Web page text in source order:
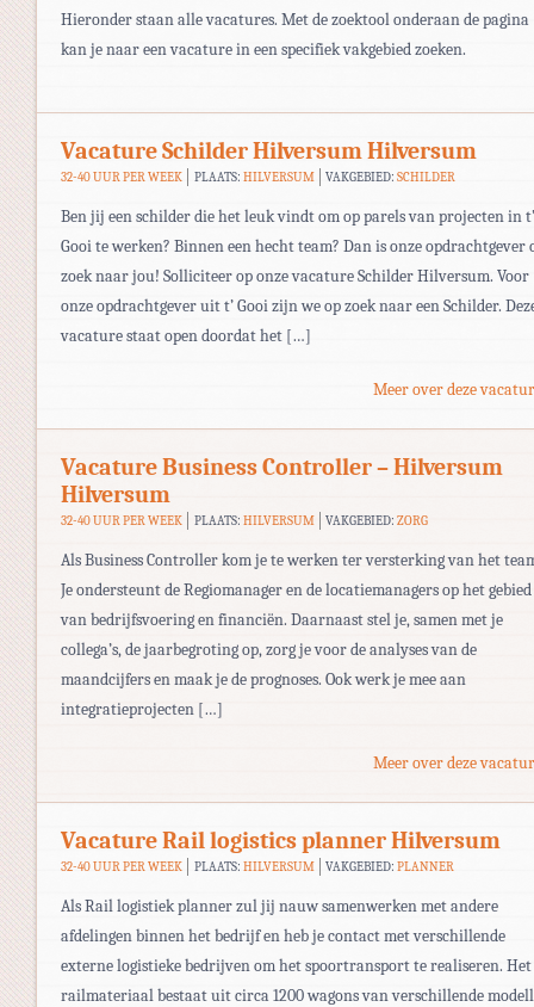
Hieronder staan alle vacatures. Met de zoektool onderaan de pagina
kan je naar een vacature in een specifiek vakgebied zoeken.
Vacature Schilder Hilversum Hilversum
32-40 UUR PER WEEK PLAATS: HILVERSUM VAKGEBIED:SCHILDER
Ben jij een schilder die het leuk vindt om op parels van projecten in t’
Gooi te werken? Binnen een hecht team? Dan is onze opdrachtgever
zoek naar jou! Solliciteer op onze vacature Schilder Hilversum. Voor
onze opdrachtgever uit t’ Gooi zijn we op zoek naar een Schilder.
vacature staat open doordat het […]
Meer over deze
Vacature Business Controller – Hilversum
Hilversum
32-40 UUR PER WEEK PLAATS: HILVERSUM VAKGEBIED:ZORG
Als Business Controller kom je te werken ter versterking van het
Je ondersteunt de Regiomanager en de locatiemanagers op het gebied
van bedrijfsvoering en financiën. Daarnaast stel je, samen met je
collega’s, de jaarbegroting op, zorg je voor de analyses van de
maandcijfers en maak je de prognoses. Ook werk je mee aan
integratieprojecten […]
Meer over deze
Vacature Rail logistics planner Hilversum
32-40 UUR PER WEEK PLAATS: HILVERSUM VAKGEBIED:PLANNER
Als Rail logistiek planner zul jij nauw samenwerken met andere
afdelingen binnen het bedrijf en heb je contact met verschillende
externe logistieke bedrijven om het spoortransport te realiseren. Het
railmateriaal bestaat uit circa 1200 wagons van verschillende